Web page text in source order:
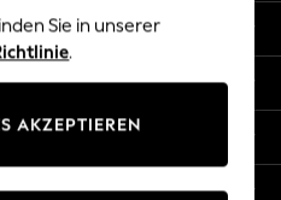
Sie in unserer
.
AKZEPTIEREN